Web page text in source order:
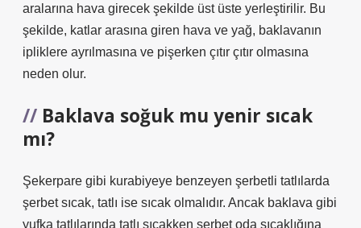
aralarına hava girecek şekilde üst üste yerleştirilir. Bu
şekilde, katlar arasına giren hava ve yağ, baklavanın
ipliklere ayrılmasına ve pişerken çıtır çıtır olmasına
neden olur.
Baklava soğuk mu yenir sıcak
mı?
Şekerpare gibi kurabiyeye benzeyen şerbetli tatlılarda
şerbet sıcak, tatlı ise sıcak olmalıdır. Ancak baklava gibi
yufka tatlılarında tatlı sıcakken şerbet oda sıcaklığına